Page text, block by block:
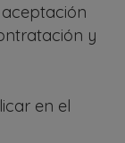
y
en el